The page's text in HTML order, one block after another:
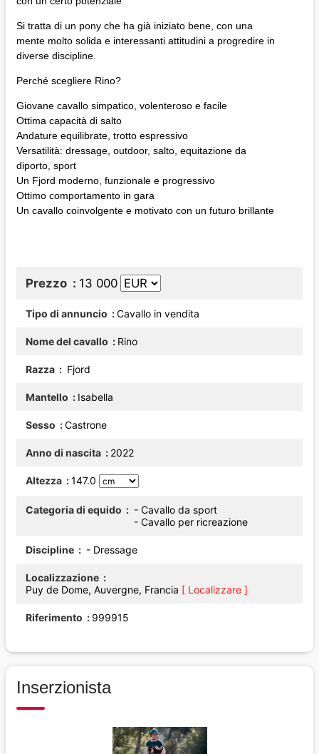
Si tratta di un pony che ha già iniziato bene, con una
mente molto solida e interessanti attitudini a progredire in
diverse discipline.
Perché scegliere Rino?
Giovane cavallo simpatico, volenteroso e facile
Ottima capacità di salto
Andature equilibrate, trotto espressivo
Versatilità: dressage, outdoor, salto, equitazione da
diporto, sport
Un Fjord moderno, funzionale e progressivo
Ottimo comportamento in gara
Un cavallo coinvolgente e motivato con un futuro brillante
Prezzo 13 000
Tipo di annuncio Cavallo in vendita
Nome del cavallo Rino
Razza Fjord
Mantello Isabella
Sesso Castrone
Anno di nascita 2022
Altezza 147.0
Categoria di equido
- Cavallo da sport
- Cavallo per ricreazione
Discipline - Dressage
Localizzazione
Puy de Dome, Auvergne, Francia [ Localizzare ]
Riferimento 999915
Inserzionista